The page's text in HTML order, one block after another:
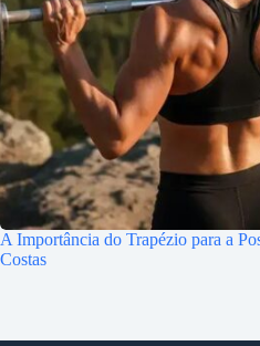
A Importância do Trapézio para a
Costas